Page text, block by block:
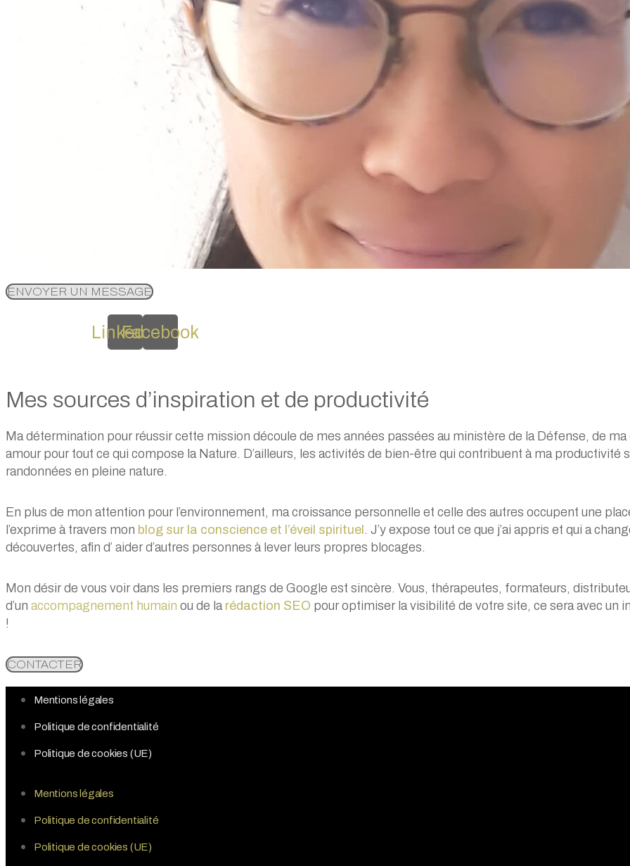
ENVOYER UN MESSAGE
Linkedin
Facebook
Mes sources d’inspiration et de productivité
Ma détermination pour réussir cette mission découle de mes années passées au ministère de la Défense, de
amour pour tout ce qui compose la Nature. D’ailleurs, les activités de bien-être qui contribuent à ma
randonnées en pleine nature.
En plus de mon attention pour l’environnement, ma croissance personnelle et celle des autres occupent une
l’exprime à travers mon blog sur la conscience et l’éveil spirituel . J’y expose tout ce que j’ai appris et qui a
découvertes, afin d’ aider d’autres personnes à lever leurs propres blocages.
Mon désir de vous voir dans les premiers rangs de Google est sincère. Vous, thérapeutes, formateurs,
d’un accompagnement humain ou de la rédaction SEO pour optimiser la visibilité de votre site, ce sera avec un
!
CONTACTER
Mentions légales
Politique de confidentialité
Politique de cookies (UE)
Mentions légales
Politique de confidentialité
Politique de cookies (UE)